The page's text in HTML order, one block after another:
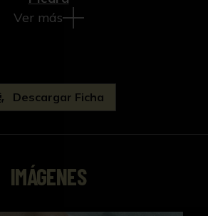
Ver más
Descargar Ficha
IMÁGENES